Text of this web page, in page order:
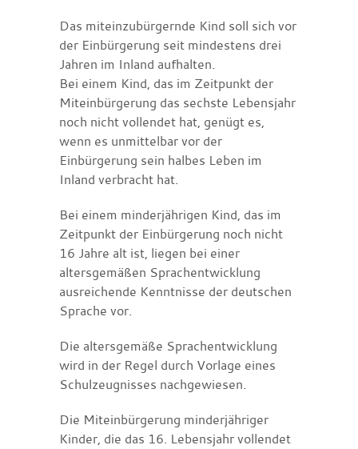
Das miteinzubürgernde Kind soll sich vor
der Einbürgerung seit mindestens drei
Jahren im Inland aufhalten.
Bei einem Kind, das im Zeitpunkt der
Miteinbürgerung das sechste Lebensjahr
noch nicht vollendet hat, genügt es,
wenn es unmittelbar vor der
Einbürgerung sein halbes Leben im
Inland verbracht hat.
Bei einem minderjährigen Kind, das im
Zeitpunkt der Einbürgerung noch nicht
16 Jahre alt ist, liegen bei einer
altersgemäßen Sprachentwicklung
ausreichende Kenntnisse der deutschen
Sprache vor.
Die altersgemäße Sprachentwicklung
wird in der Regel durch Vorlage eines
Schulzeugnisses nachgewiesen.
Die Miteinbürgerung minderjähriger
Kinder, die das 16. Lebensjahr vollendet